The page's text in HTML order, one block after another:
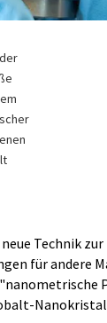
Technik
für andere